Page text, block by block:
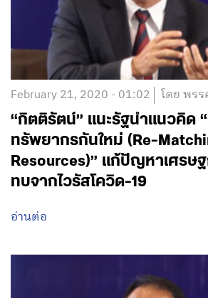
February 21, 2020 - 01:02 โดย พรร
“กิตติรัตน์” แนะรัฐนำแนวคิด
ทรัพยากรกันใหม่ (Re-
Resources)” แก้ปัญหาเศรษ
ทบจากไวรัสโควิด-19
อ่านต่อ